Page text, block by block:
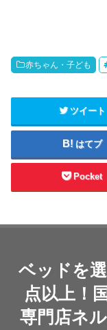
赤ちゃん・子ども
ツイート
はてブ
Pocket
ベッドを
点以上！
専門店ネ